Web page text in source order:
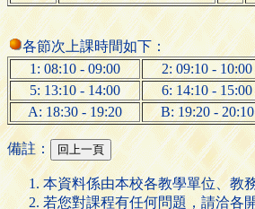
各節次上課時間如下：
1: 08:10 - 09:00
2: 09:10 - 10:00
5: 13:10 - 14:00
6: 14:10 - 15:00
A: 18:30 - 19:20
B: 19:20 - 20:10
備註：
本資料係由本校各教學單位、教
若您對課程有任何問題，請洽各